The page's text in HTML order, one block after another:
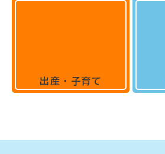
出産・子育て